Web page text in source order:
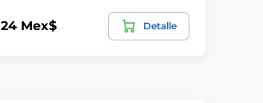
24 Mex$ Detalle